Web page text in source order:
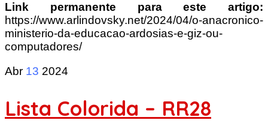
Link permanente para este artigo:
https://www.arlindovsky.net/2024/04/o-anacronico-
ministerio-da-educacao-ardosias-e-giz-ou-
computadores/
Abr 13 2024
Lista Colorida – RR28